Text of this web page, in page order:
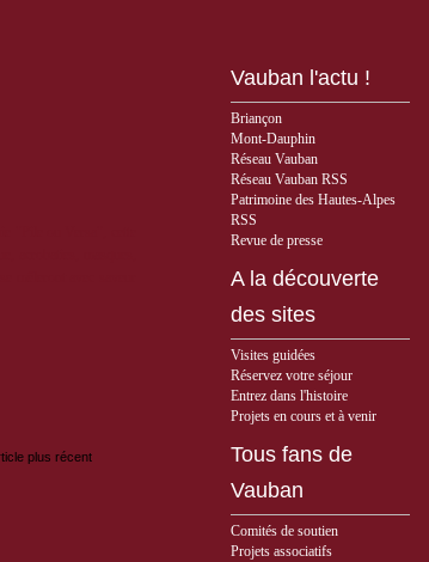
plus récent
Vauban l'actu !
Briançon
Mont-Dauphin
Réseau Vauban
Réseau Vauban RSS
Patrimoine des Hautes-Alpes
RSS
Revue de presse
A la découverte
des sites
Visites guidées
Réservez votre séjour
Entrez dans l'histoire
Projets en cours et à venir
Tous fans de
Vauban
Comités de soutien
Projets associatifs